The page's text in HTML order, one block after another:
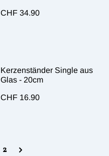
CHF 34.90
Kerzenständer Single aus
Glas - 20cm
CHF 16.90
2